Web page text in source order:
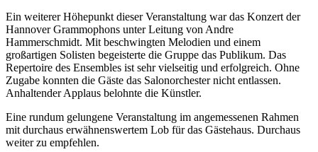
Ein weiterer Höhepunkt dieser Veranstaltung war das Konzert der
Hannover Grammophons unter Leitung von Andre
Hammerschmidt. Mit beschwingten Melodien und einem
großartigen Solisten begeisterte die Gruppe das Publikum. Das
Repertoire des Ensembles ist sehr vielseitig und erfolgreich. Ohne
Zugabe konnten die Gäste das Salonorchester nicht entlassen.
Anhaltender Applaus belohnte die Künstler.
Eine rundum gelungene Veranstaltung im angemessenen Rahmen
mit durchaus erwähnenswertem Lob für das Gästehaus. Durchaus
weiter zu empfehlen.